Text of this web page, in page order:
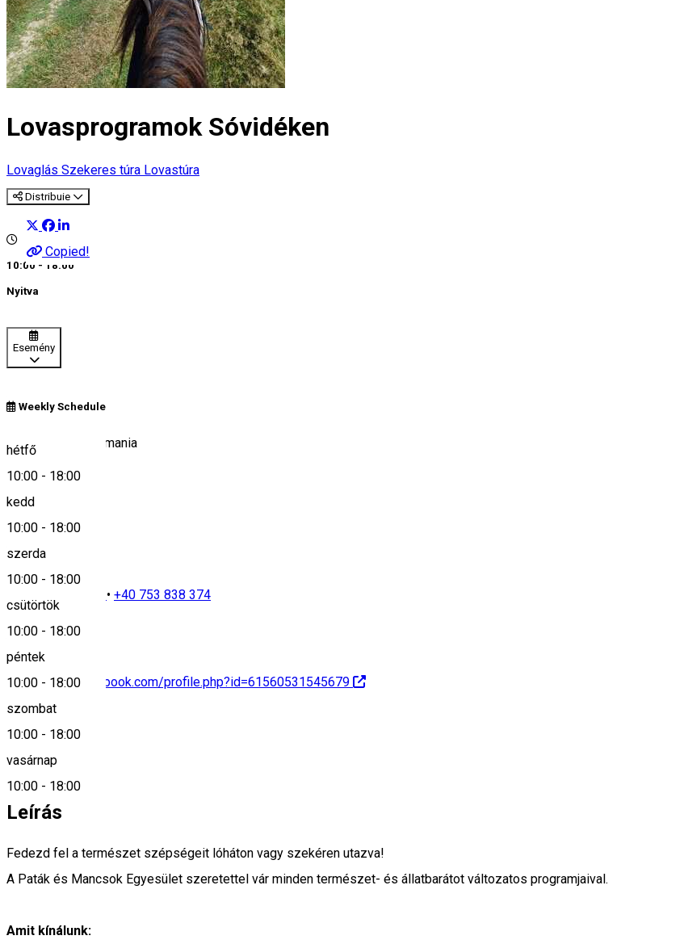
Lovasprogramok Sóvidéken
Lovaglás Szekeres túra Lovastúra
Distribuie
Copied!
10:00 - 18:00
Nyitva
Esemény
Weekly Schedule
hétfő
10:00 - 18:00
kedd
10:00 - 18:00
szerda
10:00 - 18:00
csütörtök
10:00 - 18:00
péntek
10:00 - 18:00
szombat
10:00 - 18:00
vasárnap
10:00 - 18:00
Praid 537240, Romania
Keresd térképen
• +40 753 838 374
https://www.facebook.com/profile.php?id=61560531545679
+40 751 419 005
Leírás
Fedezd fel a természet szépségeit lóháton vagy szekéren utazva!
A Paták és Mancsok Egyesület szeretettel vár minden természet- és állatbarátot változatos programjaival.
Amit kínálunk: